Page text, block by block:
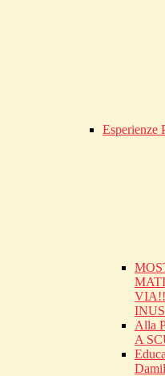
Esperienze
VIA!!
Alla
A